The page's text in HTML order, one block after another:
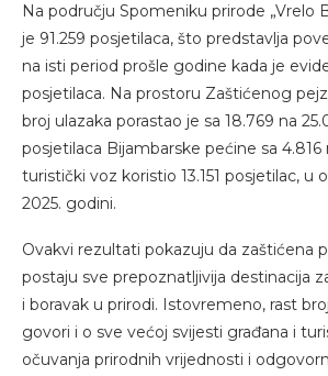
Na području Spomeniku prirode „Vrelo
je 91.259 posjetilaca, što predstavlja
na isti period prošle godine kada je
posjetilaca. Na prostoru Zaštićenog
broj ulazaka porastao je sa 18.769 na
posjetilaca Bijambarske pećine sa 4.816
turistički voz koristio 13.151 posjetilac, u
2025. godini.
Ovakvi rezultati pokazuju da zaštićena
postaju sve prepoznatljivija destinacija
i boravak u prirodi. Istovremeno, rast
govori i o sve većoj svijesti građana i
očuvanja prirodnih vrijednosti i